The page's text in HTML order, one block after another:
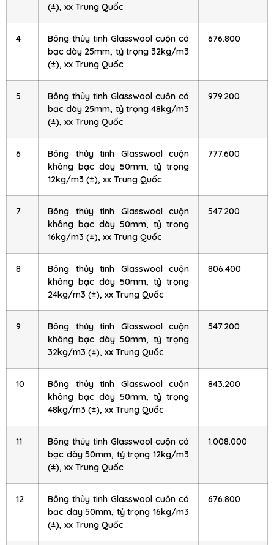
(±), xx Trung Quốc
4
Bông thủy tinh Glasswool cuộn có
bạc dày 25mm, tỷ trọng 32kg/m3
(±), xx Trung Quốc
676.800
5
Bông thủy tinh Glasswool cuộn có
bạc dày 25mm, tỷ trọng 48kg/m3
(±), xx Trung Quốc
979.200
6
Bông thủy tinh Glasswool cuộn
không bạc dày 50mm, tỷ trọng
12kg/m3 (±), xx Trung Quốc
777.600
7
Bông thủy tinh Glasswool cuộn
không bạc dày 50mm, tỷ trọng
16kg/m3 (±), xx Trung Quốc
547.200
8
Bông thủy tinh Glasswool cuộn
không bạc dày 50mm, tỷ trọng
24kg/m3 (±), xx Trung Quốc
806.400
9
Bông thủy tinh Glasswool cuộn
không bạc dày 50mm, tỷ trọng
32kg/m3 (±), xx Trung Quốc
547.200
10
Bông thủy tinh Glasswool cuộn
không bạc dày 50mm, tỷ trọng
48kg/m3 (±), xx Trung Quốc
843.200
11
Bông thủy tinh Glasswool cuộn có
bạc dày 50mm, tỷ trọng 12kg/m3
(±), xx Trung Quốc
1.008.000
12
Bông thủy tinh Glasswool cuộn có
bạc dày 50mm, tỷ trọng 16kg/m3
(±), xx Trung Quốc
676.800